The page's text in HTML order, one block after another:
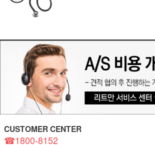
CUSTOMER CENTER
☎1800-8152